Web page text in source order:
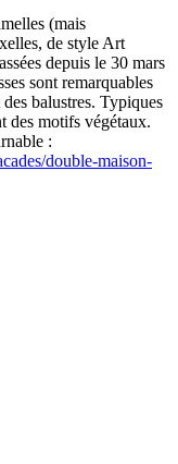
(mais
de style Art
depuis le 30 mars
sont remarquables
balustres. Typiques
des motifs végétaux.
:
double-maison-